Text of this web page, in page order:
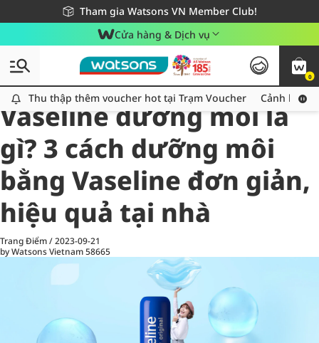
Tham gia Watsons VN Member Club!
Miễn phí giao hàng cho đơn hàng từ 249,000Đ
Giao hàng nhanh 24h - Áp dụng khu vực TP. Hồ Chí Minh
Cửa hàng & Dịch vụ
0
Thu thập thêm voucher hot tại Trạm Voucher
Thu thập thêm voucher hot tại Trạm Voucher Cảnh báo
All
Chăm Sóc Cá Nhân
Vaseline dưỡng môi là
gì? 3 cách dưỡng môi
bằng Vaseline đơn giản,
hiệu quả tại nhà
Trang Điểm/2023-09-21
by Watsons Vietnam58665